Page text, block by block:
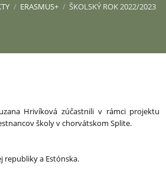
/ ERASMUS+ / ŠKOLSKÝ ROK 2022/2023
Hrivíková zúčastnili v rámci projektu
školy v chorvátskom Splite.
republiky a Estónska.